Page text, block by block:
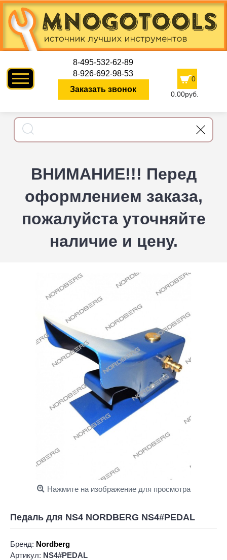
8-495-532-62-89
8-926-692-98-53
Заказать звонок
0
0.00руб.
ВНИМАНИЕ!!! Перед
оформлением заказа,
пожалуйста уточняйте
наличие и цену.
Нажмите на изображение для просмотра
Педаль для NS4 NORDBERG NS4#PEDAL
Бренд: Nordberg
Артикул: NS4#PEDAL